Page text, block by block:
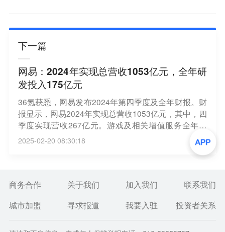
下一篇
网易：2024年实现总营收1053亿元，全年研
发投入175亿元
36氪获悉，网易发布2024年第四季度及全年财报。财
报显示，网易2024年实现总营收1053亿元，其中，四
季度实现营收267亿元。游戏及相关增值服务全年营
收836亿元，四季度营收212亿元。得益于《永劫无
间》端游、《魔兽世界》《炉石传说》等代理游戏的
突出表现，第四季度端游收入同比增长57%。此外，
年研发投入超百亿。
2025-02-20 08:30:18
商务合作 关于我们 加入我们
联系我们
城市加盟
寻求报道 我要入驻 投资者关系